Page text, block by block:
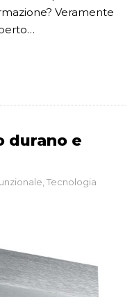
Veramente
durano e
Tecnologia